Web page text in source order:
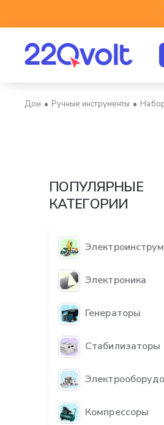
Ручные инструменты
ПОПУЛЯРНЫЕ
КАТЕГОРИИ
Электроника
Генераторы
Стабилизаторы
Компрессоры